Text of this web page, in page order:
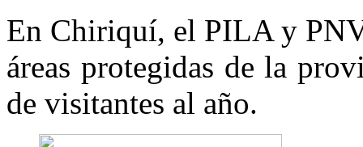
En Chiriquí, el PILA y
áreas protegidas de la
de visitantes al año.